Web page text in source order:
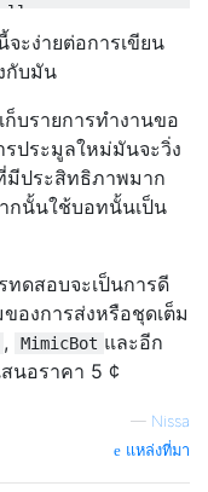
(opponent ))
(opponent);
extends DollarBidder
{
GreedyBot
ะง่ายต่อการเขียน
กับมัน
เก็บรายการทำงานขอ
ประมูลใหม่มันจะวิ่ง
มีประสิทธิภาพมาก
กนั้นใช้บอทนั้นเป็น
ทดสอบจะเป็นการดี
องการส่งหรือชุดเต็ม
, MimicBot และอีก
นอราคา 5 ¢
— Nissa
แหล่งที่มา